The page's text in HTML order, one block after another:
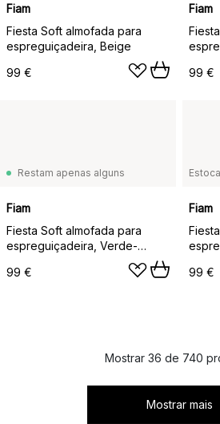
Fiam
Fiesta Soft almofada para
espreguiçadeira, Beige
99 €
Fiam
99 €
Restam apenas alguns
Fiam
Fiesta Soft almofada para
espreguiçadeira, Verde-
99 €
Fiam
99 €
Mostrar 36 de 740
Mostrar mais